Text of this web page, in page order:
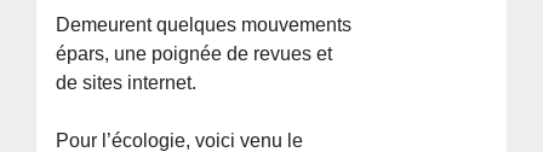
Demeurent quelques mouvements
épars, une poignée de revues et
de sites internet.
Pour l’écologie, voici venu le